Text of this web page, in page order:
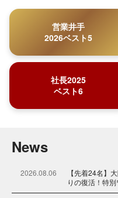
営業井手
2026ベスト5
社長2025
ベスト6
News
2026.08.06
【先着24名】
りの復活！特